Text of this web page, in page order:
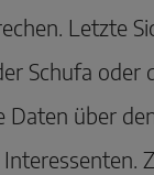
Letzte
Schufa oder
Daten über